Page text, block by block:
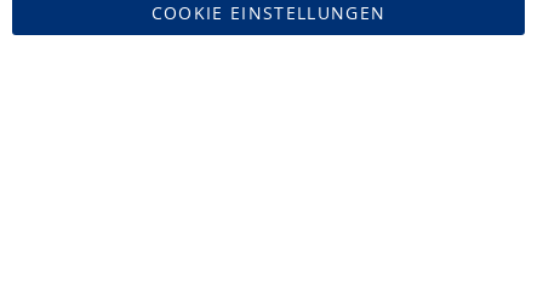
Zucker Bücker • Tel: 02421-16468 • Mail: info@leonidas-paradies.de
COOKIE EINSTELLUNGEN